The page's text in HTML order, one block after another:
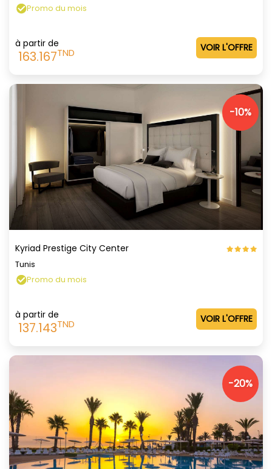
Promo du mois
à partir de
163.167TND VOIR L'OFFRE
-10%
Kyriad Prestige City Center
Tunis
Promo du mois
à partir de
137.143TND VOIR L'OFFRE
-20%